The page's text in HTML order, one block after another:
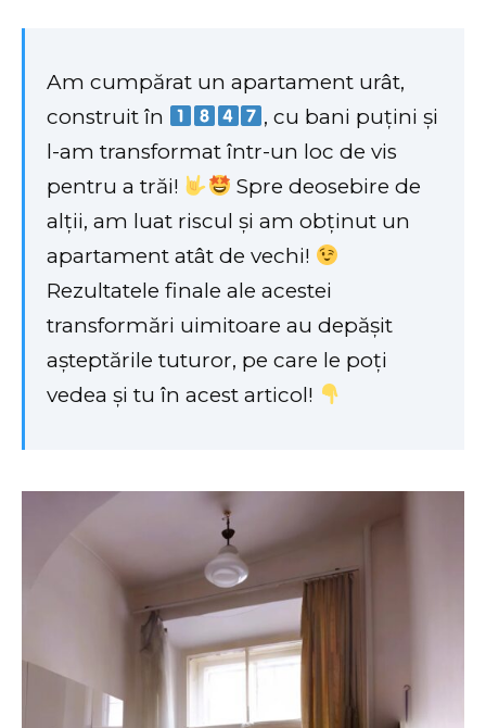
Am cumpărat un apartament urât,
construit în
, cu bani puțini și
l-am transformat într-un loc de vis
pentru a trăi!
Spre deosebire de
alții, am luat riscul și am obținut un
apartament atât de vechi!
Rezultatele finale ale acestei
transformări uimitoare au depășit
așteptările tuturor, pe care le poți
vedea și tu în acest articol!